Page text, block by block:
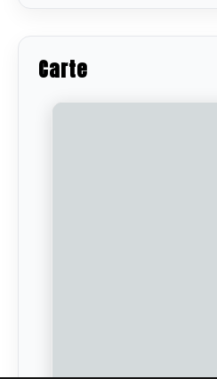
Carte